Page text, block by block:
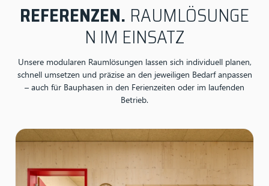
REFERENZEN. RAUMLÖSUNGE
N IM EINSATZ
Unsere modularen Raumlösungen lassen sich individuell planen,
schnell umsetzen und präzise an den jeweiligen Bedarf anpassen
– auch für Bauphasen in den Ferienzeiten oder im laufenden
Betrieb.